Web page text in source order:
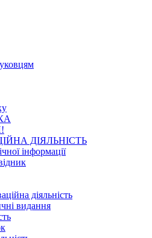
ДІЯЛЬНІСТЬ
інформації
діяльність
видання